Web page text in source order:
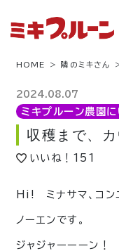
HOME 隣のミキさん
2024.08.07
ミキプルーン農園
収穫まで、
いいね！ 151
Hi! ミナサマ、コン
ノーエンです。
ジャジャーーーン！